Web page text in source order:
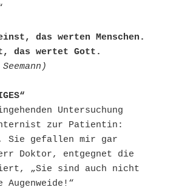
das werten Menschen.
das wertet Gott.
Untersuchung
zur Patientin:
Sie gefallen mir gar
Doktor, entgegnet die
„Sie sind auch nicht
Augenweide!“